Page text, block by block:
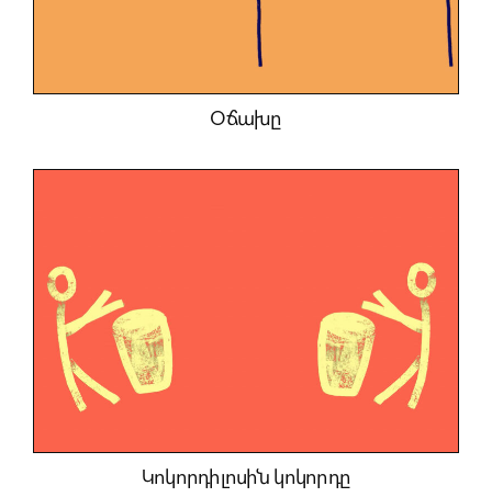
Օճախը
Կոկորդիլոսին կոկորդը